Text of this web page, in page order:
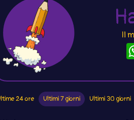
Il
24 ore Ultimi 7 giorni Ultimi 30 giorni